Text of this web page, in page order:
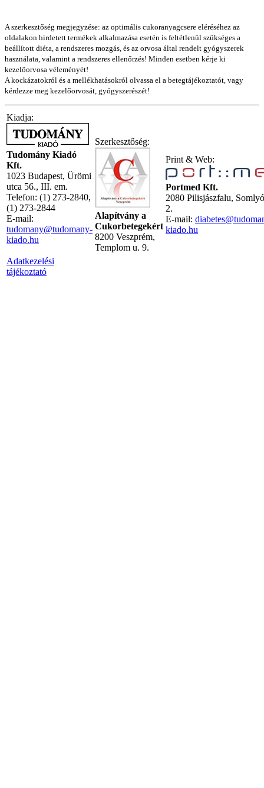
A szerkesztőség megjegyzése: az optimális cukoranyagcsere eléréséhez az
oldalakon hirdetett termékek alkalmazása esetén is feltétlenül szükséges a
beállított diéta, a rendszeres mozgás, és az orvosa által rendelt gyógyszerek
használata, valamint a rendszeres ellenőrzés! Minden esetben kérje ki
kezelőorvosa véleményét!
A kockázatokról és a mellékhatásokról olvassa el a betegtájékoztatót, vagy
kérdezze meg kezelőorvosát, gyógyszerészét!
Kiadja:
Tudomány Kiadó
Kft.
1023 Budapest, Ürömi
utca 56., III. em.
Telefon: (1) 273-2840,
(1) 273-2844
E-mail:
tudomany@tudomany-
kiado.hu
Adatkezelési
tájékoztató
Szerkesztőség:
Alapítvány a
Cukorbetegekért
8200 Veszprém,
Templom u. 9.
Print & Web:
Portmed Kft.
2080 Pilisjászfalu,
2.
E-mail:
kiado.hu